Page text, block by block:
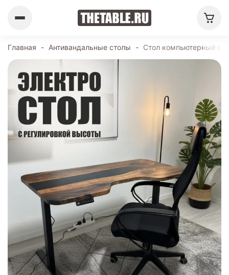
Главная - Антивандальные столы - Стол компьютерный с